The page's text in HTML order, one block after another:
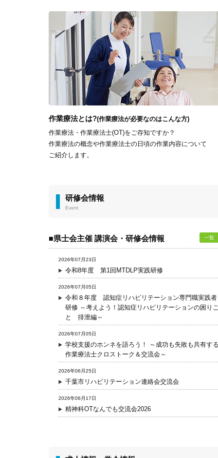
作業療法とは?(作業療法が必要なのはこんな方)
作業療法・作業療法士(OT)をご存知ですか？
作業療法の概念や作業療法士の日頃の作業内容について
ご紹介します。
研修会情報
Event
■県士会主催 講演会・研修会情報 一覧
2026年07月23日
令和8年度 第1回MTDLP実践研修
2026年07月05日
令和８年度 認知症リハビリテーション専門職実践者
研修 ～考えよう！認知症リハビリテーションの困り
と 排泄編～
2026年07月05日
学校支援のホンネを語ろう！ ～成功も失敗も共有す
作業療法士クロストーク＆交流会～
2026年06月25日
千葉市リハビリテーション連絡会交流会
2026年06月17日
精神科OTなんでも交流会2026